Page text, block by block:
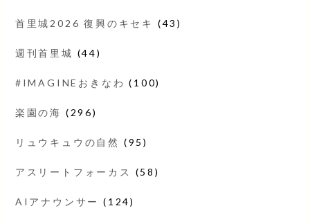
首里城2026 復興のキセキ (43)
週刊首里城 (44)
#IMAGINEおきなわ (100)
楽園の海 (296)
リュウキュウの自然 (95)
アスリートフォーカス (58)
AIアナウンサー (124)